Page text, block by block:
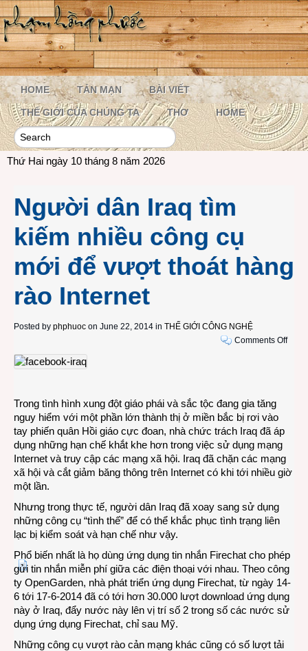
HOME TẢN MẠN BÀI VIẾT
THẾ GIỚI CỦA CHÚNG TA THƠ HOME
Thứ Hai ngày 10 tháng 8 năm 2026
Người dân Iraq tìm
kiếm nhiều công cụ
mới để vượt thoát hàng
rào Internet
Posted by phphuoc on June 22, 2014 in THẾ GIỚI CÔNG NGHỆ
Comments Offon
để
Trong tình hình xung đột giáo phái và sắc tộc đang gia tăng
nguy hiểm với một phần lớn thành thị ở miền bắc bị rơi vào
tay phiến quân Hồi giáo cực đoan, nhà chức trách Iraq đã áp
dụng những hạn chế khắt khe hơn trong việc sử dụng mạng
Internet và truy cập các mạng xã hội. Iraq đã chặn các mạng
xã hội và cắt giảm băng thông trên Internet có khi tới nhiều giờ
một lần.
Nhưng trong thực tế, người dân Iraq đã xoay sang sử dụng
những công cụ “tình thế” để có thể khắc phục tình trạng liên
lạc bị kiểm soát và hạn chế như vậy.
Phổ biến nhất là họ dùng ứng dụng tin nhắn Firechat cho phép
gửi tin nhắn miễn phí giữa các điện thoại với nhau. Theo công
ty OpenGarden, nhà phát triển ứng dụng Firechat, từ ngày 14-
6 tới 17-6-2014 đã có tới hơn 30.000 lượt download ứng dụng
này ở Iraq, đẩy nước này lên vị trí số 2 trong số các nước sử
dụng ứng dụng Firechat, chỉ sau Mỹ.
Những công cụ vượt rào cản mạng khác cũng có số lượt tải